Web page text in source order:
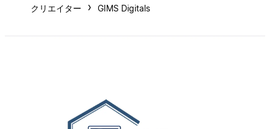
クリエイター GIMS Digitals